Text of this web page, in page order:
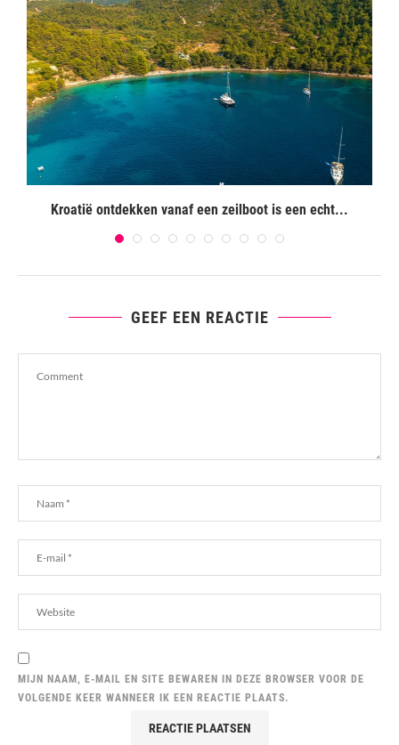
Kroatië ontdekken vanaf een zeilboot is een echt...
GEEF EEN REACTIE
MIJN NAAM, E-MAIL EN SITE BEWAREN IN DEZE BROWSER VOOR DE
VOLGENDE KEER WANNEER IK EEN REACTIE PLAATS.